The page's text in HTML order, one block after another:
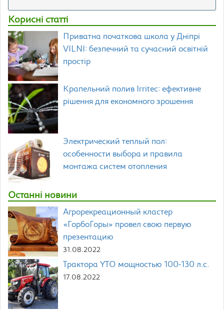
Корисні статті
Приватна початкова школа у Дніпрі
VILNI: безпечний та сучасний освітній
простір
Крапельний полив Irritec: ефективне
рішення для економного зрошення
Электрический теплый пол:
особенности выбора и правила
монтажа систем отопления
Останні новини
Агрорекреационный кластер
«ГорбоГоры» провел свою первую
презентацию
31.08.2022
Трактора YTO мощностью 100-130 л.с.
17.08.2022